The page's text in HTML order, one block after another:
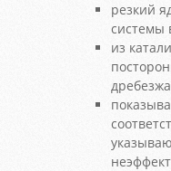
резкий
системы
из